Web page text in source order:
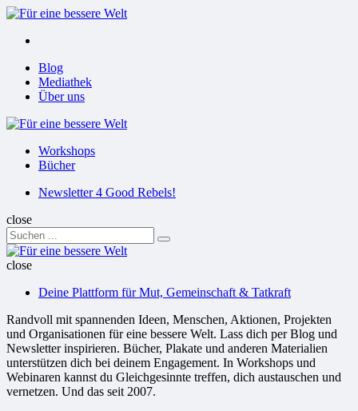
Menu
Menu
Blog
Mediathek
Über uns
Für
Workshops
Bücher
SuchenNewsletter 4 Good Rebels!
close
Search
for:
Suchen
Für
Welt
close
Deine Plattform für Mut, Gemeinschaft & Tatkraft
Randvoll mit spannenden Ideen, Menschen, Aktionen, Projekten
und Organisationen für eine bessere Welt. Lass dich per Blog und
Newsletter inspirieren. Bücher, Plakate und anderen Materialien
unterstützen dich bei deinem Engagement. In Workshops und
Webinaren kannst du Gleichgesinnte treffen, dich austauschen und
vernetzen. Und das seit 2007.